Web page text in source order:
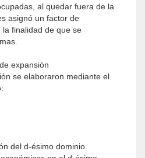
al quedar fuera de la
asignó un factor de
finalidad de que se
expansión
se elaboraron mediante el
del d-ésimo dominio.